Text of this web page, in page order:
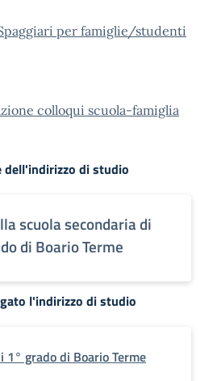
per famiglie/studenti
colloqui scuola-famiglia
di studio
scuola secondaria di
di Boario Terme
l'indirizzo di studio
1° grado di Boario Terme